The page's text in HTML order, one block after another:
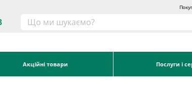
Акційні товари Послуги і